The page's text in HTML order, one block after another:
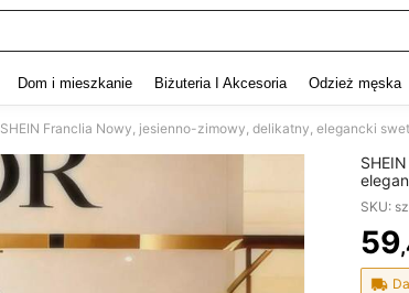
Dom i mieszkanie Biżuteria I Akcesoria Odzież męska
SHEIN Franclia Nowy, jesienno-zimowy, delikatny, elegancki
SKU:
59